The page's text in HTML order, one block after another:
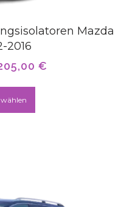
Mazda
2016
€